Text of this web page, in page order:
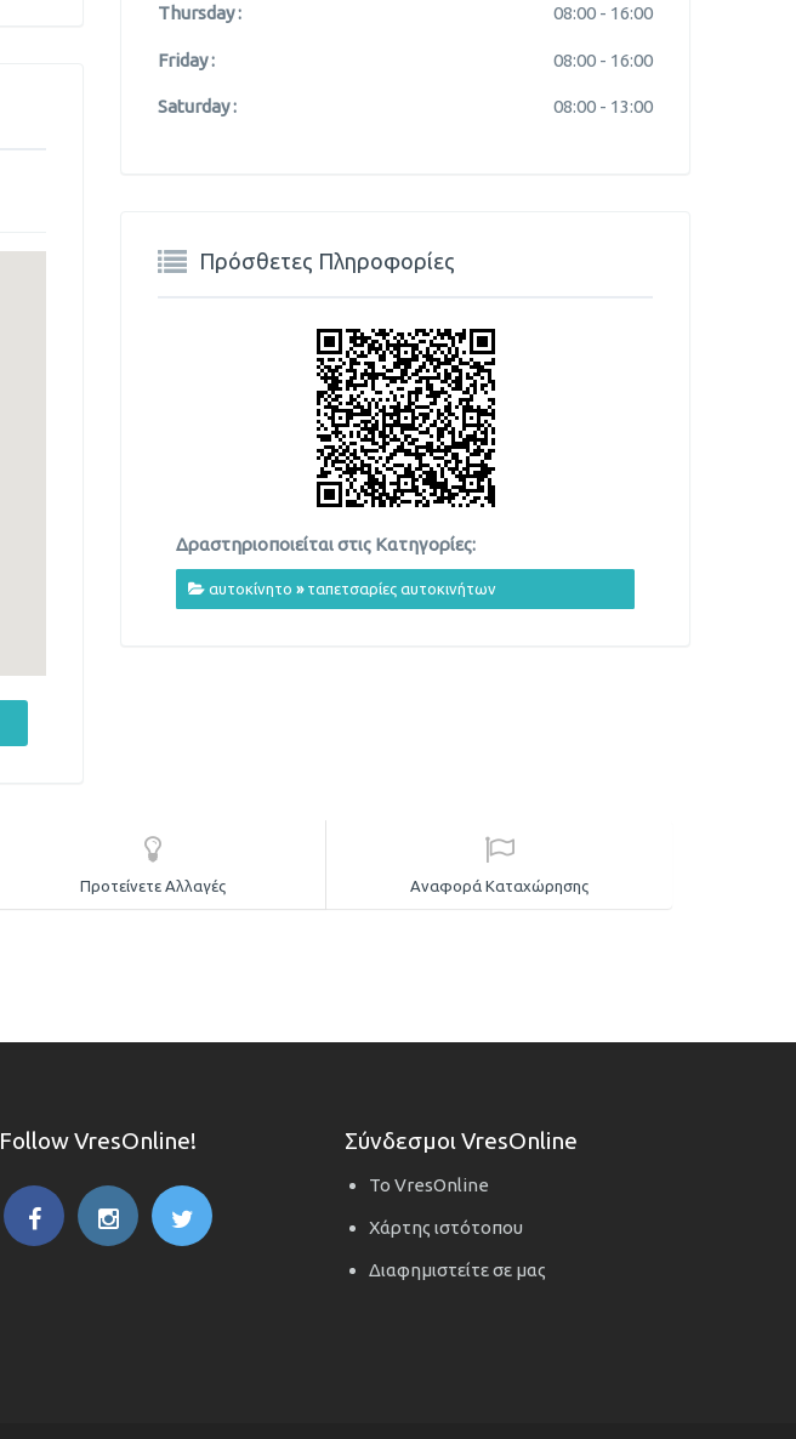
Thursday : 08:00 - 16:00
Friday : 08:00 - 16:00
Saturday : 08:00 - 13:00
Πρόσθετες Πληροφορίες
Δραστηριοποιείται στις Κατηγορίες:
αυτοκίνητο » ταπετσαρίες αυτοκινήτων
Προτείνετε Αλλαγές Αναφορά Καταχώρησης
Follow VresOnline! Σύνδεσμοι VresOnline
Το VresOnline
Χάρτης ιστότοπου
Διαφημιστείτε σε μας